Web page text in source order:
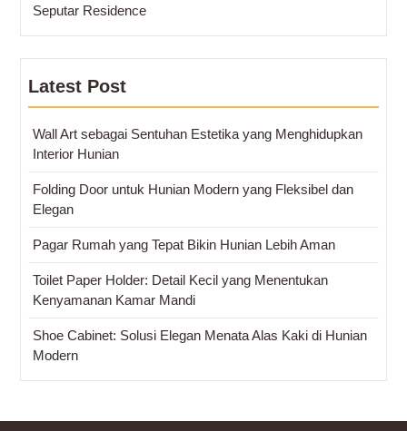
Seputar Residence
Latest Post
Wall Art sebagai Sentuhan Estetika yang Menghidupkan
Interior Hunian
Folding Door untuk Hunian Modern yang Fleksibel dan
Elegan
Pagar Rumah yang Tepat Bikin Hunian Lebih Aman
Toilet Paper Holder: Detail Kecil yang Menentukan
Kenyamanan Kamar Mandi
Shoe Cabinet: Solusi Elegan Menata Alas Kaki di Hunian
Modern